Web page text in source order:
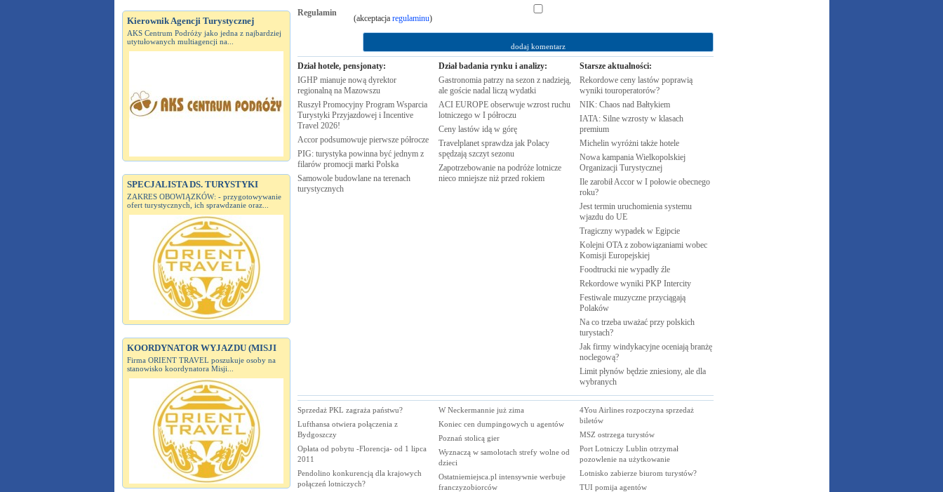
Kierownik Agencji Turystycznej
AKS Centrum Podróży jako jedna z najbardziej
utytułowanych multiagencji na...
SPECJALISTA DS. TURYSTYKI
ZAKRES OBOWIĄZKÓW: - przygotowywanie
ofert turystycznych, ich sprawdzanie oraz...
KOORDYNATOR WYJAZDU (MISJI
Firma ORIENT TRAVEL poszukuje osoby na
stanowisko koordynatora Misji...
Regulamin
(akceptacja regulaminu)
Dział hotele, pensjonaty:
IGHP mianuje nową dyrektor
regionalną na Mazowszu
Ruszył Promocyjny Program Wsparcia
Turystyki Przyjazdowej i Incentive
Travel 2026!
Accor podsumowuje pierwsze półrocze
PIG: turystyka powinna być jednym z
filarów promocji marki Polska
Samowole budowlane na terenach
turystycznych
Dział badania rynku i analizy:
Gastronomia patrzy na sezon z nadzieją,
ale goście nadal liczą wydatki
ACI EUROPE obserwuje wzrost ruchu
lotniczego w I półroczu
Ceny lastów idą w górę
Travelplanet sprawdza jak Polacy
spędzają szczyt sezonu
Zapotrzebowanie na podróże lotnicze
nieco mniejsze niż przed rokiem
Starsze aktualności:
Rekordowe ceny lastów poprawią
wyniki touroperatorów?
NIK: Chaos nad Bałtykiem
IATA: Silne wzrosty w klasach
premium
Michelin wyróżni także hotele
Nowa kampania Wielkopolskiej
Organizacji Turystycznej
Ile zarobił Accor w I połowie obecnego
roku?
Jest termin uruchomienia systemu
wjazdu do UE
Tragiczny wypadek w Egipcie
Kolejni OTA z zobowiązaniami wobec
Komisji Europejskiej
Foodtrucki nie wypadły źle
Rekordowe wyniki PKP Intercity
Festiwale muzyczne przyciągają
Polaków
Na co trzeba uważać przy polskich
turystach?
Jak firmy windykacyjne oceniają branżę
noclegową?
Limit płynów będzie zniesiony, ale dla
wybranych
Sprzedaż PKL zagraża państwu?
Lufthansa otwiera połączenia z
Bydgoszczy
Opłata od pobytu -Florencja- od 1 lipca
2011
Pendolino konkurencją dla krajowych
połączeń lotniczych?
W Neckermannie już zima
Koniec cen dumpingowych u agentów
Poznań stolicą gier
Wyznaczą w samolotach strefy wolne od
dzieci
Ostatniemiejsca.pl intensywnie werbuje
franczyzobiorców
4You Airlines rozpoczyna sprzedaż
biletów
MSZ ostrzega turystów
Port Lotniczy Lublin otrzymał
pozowlenie na użytkowanie
Lotnisko zabierze biurom turystów?
TUI pomija agentów